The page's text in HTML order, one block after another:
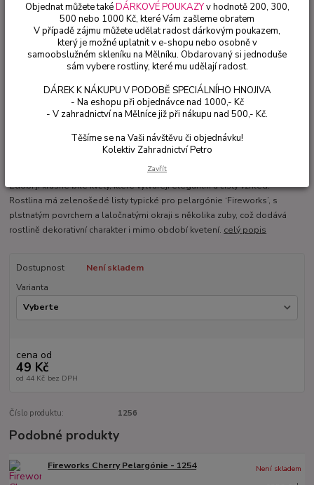
Pelargónie Fireworks White -
1256
Zdobí ji krásné bílé květy, které vytvářejí elegantní a čistý vzhled.
Rostlina má zelenošedé listy typické pro pelargónie ‘Fireworks’, s
plstnatým povrchem a laločnatými okraji s několika zuby, což dodává
rostlině dekorativní charakter i mimo období kvetení. celý popis
Dostupnost
Není skladem
Varianta
cena od
49 Kč
od 44 Kč bez DPH
Číslo produktu: 1256
Podobné produkty
Fireworks Cherry Pelargónie - 1254
Není skladem
Objednat můžete takéDÁRKOVÉ POUKAZYv hodnotě 200, 300,
500 nebo 1000 Kč, které Vám zašleme obratem
V případě zájmu můžete udělat radost dárkovým poukazem,
který je možné uplatnit v e-shopu nebo osobně v
samoobslužném skleníku na Mělníku. Obdarovaný si jednoduše
sám vybere rostliny, které mu udělají radost.
DÁREK K NÁKUPU V PODOBĚ SPECIÁLNÍHO HNOJIVA
- Na eshopu při objednávce nad 1000,- Kč
- V zahradnictví na Mělníce již při nákupu nad 500,- Kč.
Těšíme se na Vaši návštěvu či objednávku!
Kolektiv Zahradnictví Petro
Zavřít